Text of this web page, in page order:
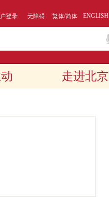
登录 无障碍 繁体/简体 ENGLISH
走进北京